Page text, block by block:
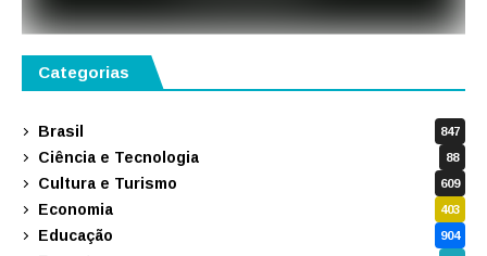
Categorias
Brasil 847
Ciência e Tecnologia 88
Cultura e Turismo 609
Economia 403
Educação 904